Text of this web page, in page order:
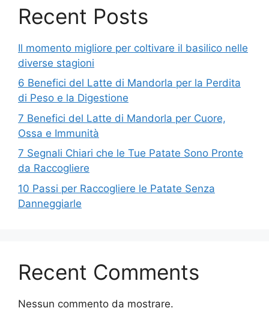
Recent Posts
Il momento migliore per coltivare il basilico nelle
diverse stagioni
6 Benefici del Latte di Mandorla per la Perdita
di Peso e la Digestione
7 Benefici del Latte di Mandorla per Cuore,
Ossa e Immunità
7 Segnali Chiari che le Tue Patate Sono Pronte
da Raccogliere
10 Passi per Raccogliere le Patate Senza
Danneggiarle
Recent Comments
Nessun commento da mostrare.